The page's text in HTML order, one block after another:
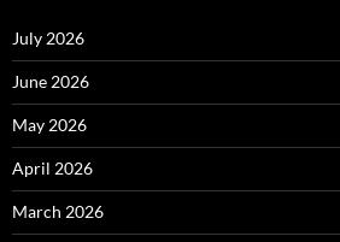
July 2026
June 2026
May 2026
April 2026
March 2026